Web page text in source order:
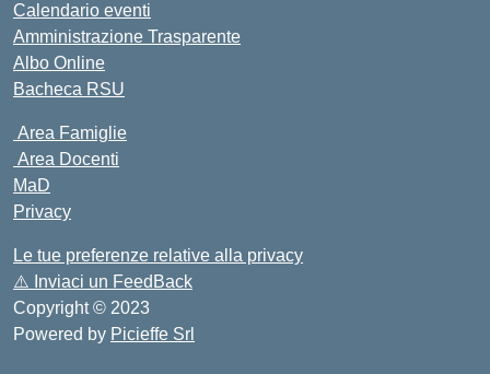
Calendario eventi
Amministrazione Trasparente
Albo Online
Bacheca RSU
Area Famiglie
Area Docenti
MaD
Privacy
Le tue preferenze relative alla privacy
⚠️ Inviaci un FeedBack
Copyright © 2023
Powered by Picieffe Srl